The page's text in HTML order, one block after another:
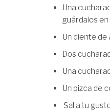
Una
guárdalos
Un diente de
Dos
Una
Un pizca de
Sal a tu